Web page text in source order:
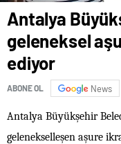
Antalya
geleneksel
ediyor
ABONE OL News
Antalya Büyükşehir
gelenekselleşen aşure